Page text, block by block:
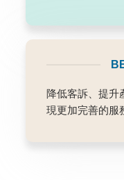
降低客訴、提升
現更加完善的服